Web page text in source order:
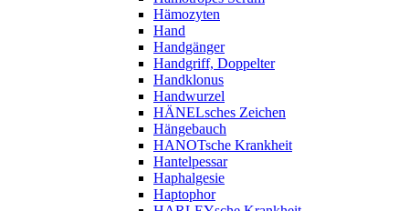
Hämozyten
Hand
Handgänger
Handgriff, Doppelter
Handklonus
Handwurzel
HÄNELsches Zeichen
Hängebauch
HANOTsche Krankheit
Hantelpessar
Haphalgesie
Haptophor